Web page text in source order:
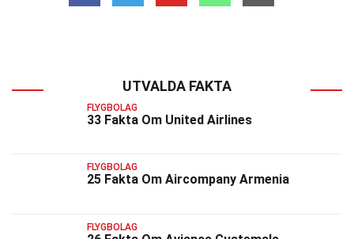
UTVALDA FAKTA
FLYGBOLAG
33 Fakta Om United Airlines
FLYGBOLAG
25 Fakta Om Aircompany Armenia
FLYGBOLAG